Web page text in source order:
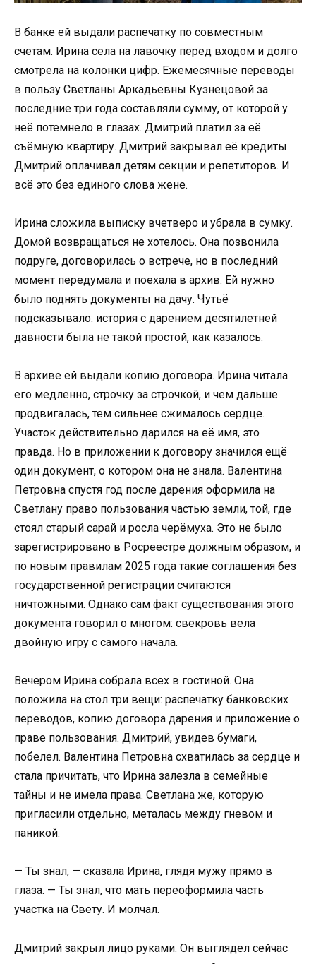
В банке ей выдали распечатку по совместным
счетам. Ирина села на лавочку перед входом и долго
смотрела на колонки цифр. Ежемесячные переводы
в пользу Светланы Аркадьевны Кузнецовой за
последние три года составляли сумму, от которой у
неё потемнело в глазах. Дмитрий платил за её
съёмную квартиру. Дмитрий закрывал её кредиты.
Дмитрий оплачивал детям секции и репетиторов. И
всё это без единого слова жене.
Ирина сложила выписку вчетверо и убрала в сумку.
Домой возвращаться не хотелось. Она позвонила
подруге, договорилась о встрече, но в последний
момент передумала и поехала в архив. Ей нужно
было поднять документы на дачу. Чутьё
подсказывало: история с дарением десятилетней
давности была не такой простой, как казалось.
В архиве ей выдали копию договора. Ирина читала
его медленно, строчку за строчкой, и чем дальше
продвигалась, тем сильнее сжималось сердце.
Участок действительно дарился на её имя, это
правда. Но в приложении к договору значился ещё
один документ, о котором она не знала. Валентина
Петровна спустя год после дарения оформила на
Светлану право пользования частью земли, той, где
стоял старый сарай и росла черёмуха. Это не было
зарегистрировано в Росреестре должным образом, и
по новым правилам 2025 года такие соглашения без
государственной регистрации считаются
ничтожными. Однако сам факт существования этого
документа говорил о многом: свекровь вела
двойную игру с самого начала.
Вечером Ирина собрала всех в гостиной. Она
положила на стол три вещи: распечатку банковских
переводов, копию договора дарения и приложение о
праве пользования. Дмитрий, увидев бумаги,
побелел. Валентина Петровна схватилась за сердце и
стала причитать, что Ирина залезла в семейные
тайны и не имела права. Светлана же, которую
пригласили отдельно, металась между гневом и
паникой.
— Ты знал, — сказала Ирина, глядя мужу прямо в
глаза. — Ты знал, что мать переоформила часть
участка на Свету. И молчал.
Дмитрий закрыл лицо руками. Он выглядел сейчас